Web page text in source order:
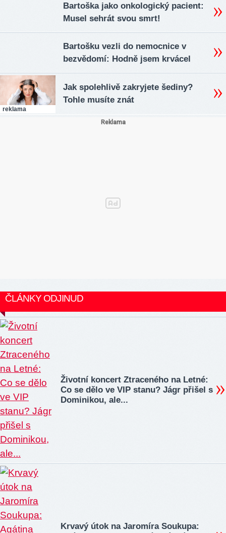
Bartoška jako onkologický pacient:
Musel sehrát svou smrt!
Bartošku vezli do nemocnice v
bezvědomí: Hodně jsem krvácel
reklama
Jak spolehlivě zakryjete šediny?
Tohle musíte znát
ČLÁNKY ODJINUD
Životní koncert Ztraceného na Letné:
Co se dělo ve VIP stanu? Jágr přišel s
Dominikou, ale...
Krvavý útok na Jaromíra Soukupa: